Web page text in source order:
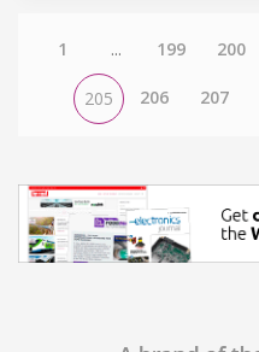
1 ... 199 200
205 206 207